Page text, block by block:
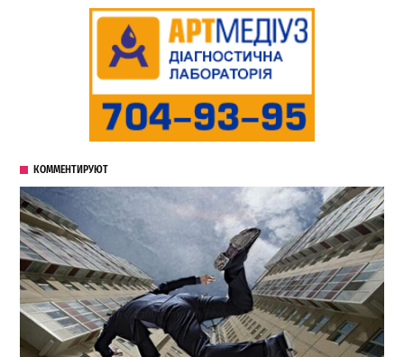
КОММЕНТИРУЮТ